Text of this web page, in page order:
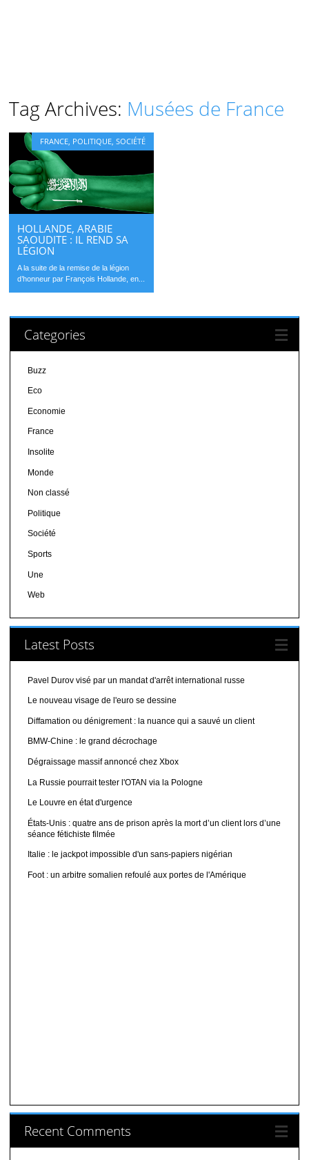
Tag Archives: Musées de France
FRANCE POLITIQUE ,SOCIÉTÉ
HOLLANDE, ARABIE
SAOUDITE : IL REND SA
LÉGION
A la suite de la remise de la légion
d’honneur par François Hollande, en...
Categories
Buzz
Eco
Economie
France
Insolite
Monde
Non classé
Politique
Société
Sports
Une
Web
Latest Posts
Pavel Durov visé par un mandat d'arrêt international russe
Le nouveau visage de l'euro se dessine
Diffamation ou dénigrement : la nuance qui a sauvé un client
BMW-Chine : le grand décrochage
Dégraissage massif annoncé chez Xbox
La Russie pourrait tester l'OTAN via la Pologne
Le Louvre en état d'urgence
États-Unis : quatre ans de prison après la mort d’un client lors d’une
séance fétichiste filmée
Italie : le jackpot impossible d'un sans-papiers nigérian
Foot : un arbitre somalien refoulé aux portes de l'Amérique
Recent Comments